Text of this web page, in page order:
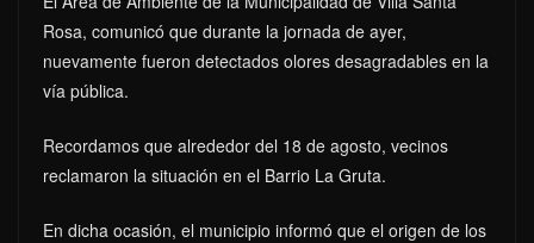
Rosa, comunicó que durante la jornada de ayer,
nuevamente fueron detectados olores desagradables en la
vía pública.
Recordamos que alrededor del 18 de agosto, vecinos
reclamaron la situación en el Barrio La Gruta.
En dicha ocasión, el municipio informó que el origen de los